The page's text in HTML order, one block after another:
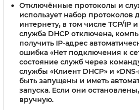
Отключённые протоколы и
использует набор
интернету, в том числе TCP/IP
служба DHCP отключена,
получить IP-адрес
ошибка «Нет подключения к
состояние служб через
службы «Клиент DHCP» и
быть запущены и иметь
запуска. Если они
вручную.